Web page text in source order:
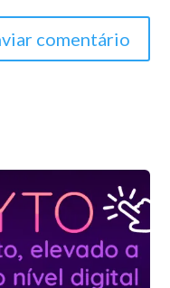
comentário